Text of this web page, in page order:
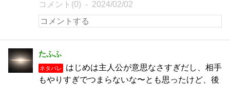
コメント(0) 2024/02/02
たふふ
ネタバレ
はじめは主人公が意思なさすぎだし、相手
もやりすぎでつまらないな〜とも思ったけど、後